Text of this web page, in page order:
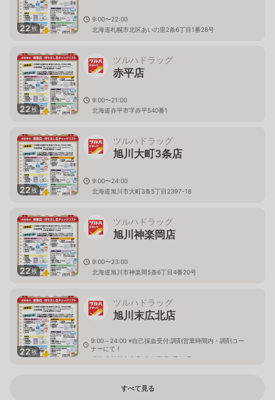
22枚
9:00〜22:00
北海道札幌市北区あいの里2条6丁目1番28号
22枚
ツルハドラッグ
赤平店
9:00〜21:00
北海道赤平市字赤平540番1
22枚
ツルハドラッグ
旭川大町3条店
9:00〜24:00
北海道旭川市大町3条5丁目2397-18
22枚
ツルハドラッグ
旭川神楽岡店
9:00〜23:00
北海道旭川市神楽岡5条6丁目4番20号
22枚
ツルハドラッグ
旭川末広北店
9:00～24:00 ※自己採血受付:調剤営業時間内・調剤コー
ナーにて！
北海道旭川市末広1条10丁目1番20号
すべて見る